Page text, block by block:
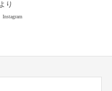
り
Instagram